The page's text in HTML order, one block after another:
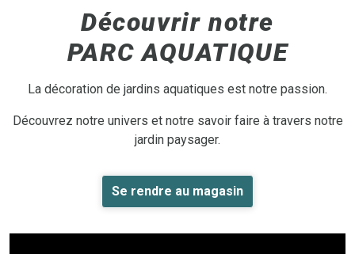
Découvrir notre
PARC AQUATIQUE
La décoration de jardins aquatiques est notre passion.
Découvrez notre univers et notre savoir faire à travers notre
jardin paysager.
Se rendre au magasin